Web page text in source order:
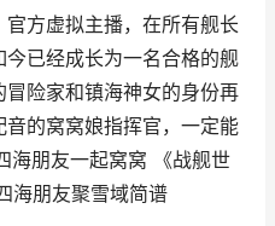
方虚拟主播，在所有舰长
已经成长为一名合格的舰
险家和镇海神女的身份再
的窝窝娘指挥官，一定能
海朋友一起窝窝 《战舰世
海朋友聚雪域简谱